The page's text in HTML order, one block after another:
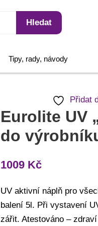
Hledat
Tipy, rady, návody
Přidat
Eurolite UV
do
1009 Kč
UV aktivní náplň pro
balení 5l. Při vystavení
zářit. Atestováno –